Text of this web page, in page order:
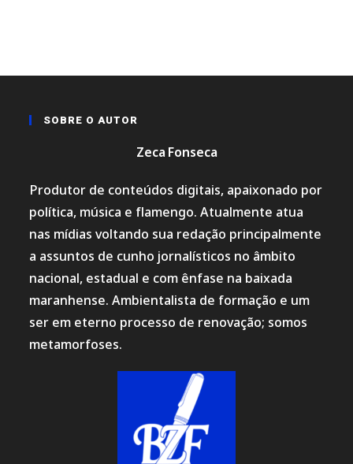
SOBRE O AUTOR
Zeca Fonseca
Produtor de conteúdos digitais, apaixonado por
política, música e flamengo. Atualmente atua
nas mídias voltando sua redação principalmente
a assuntos de cunho jornalísticos no âmbito
nacional, estadual e com ênfase na baixada
maranhense. Ambientalista de formação e um
ser em eterno processo de renovação; somos
metamorfoses.